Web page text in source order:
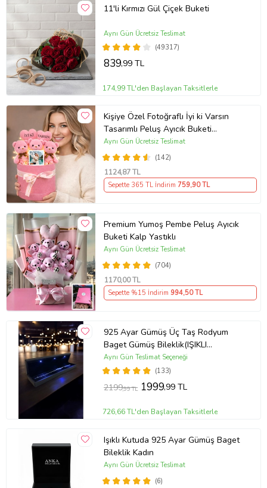
11'li Kırmızı Gül Çiçek Buketi
(49317)
Aynı Gün Ücretsiz Teslimat
839,99 TL
174,99 TL'den Başlayan Taksitlerle
Kişiye Özel Fotoğraflı İyi ki Varsın
Tasarımlı Peluş Ayıcık Buketi
(Pembe)
(142)
Aynı Gün Ücretsiz Teslimat
1124,87 TL
Sepette 365 TL İndirim 759,90 TL
Premium Yumoş Pembe Peluş Ayıcık
Buketi Kalp Yastıklı
(704)
Aynı Gün Ücretsiz Teslimat
1170,00 TL
Sepette %15 İndirim 994,50 TL
925 Ayar Gümüş Üç Taş Rodyum
Baget Gümüş Bileklik(IŞIKLI
KUTULU)
(133)
Aynı Gün Teslimat Seçeneği
2199,99 TL 1999,99 TL
726,66 TL'den Başlayan Taksitlerle
Işıklı Kutuda 925 Ayar Gümüş Baget
Bileklik Kadın
(6)
Aynı Gün Ücretsiz Teslimat